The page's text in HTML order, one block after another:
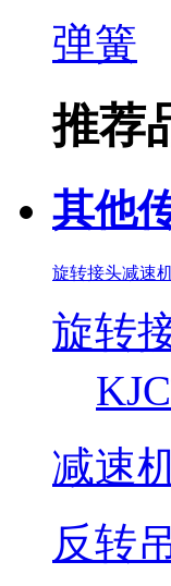
弹簧
推荐
其他
旋转接头减速
旋转
减速
反转